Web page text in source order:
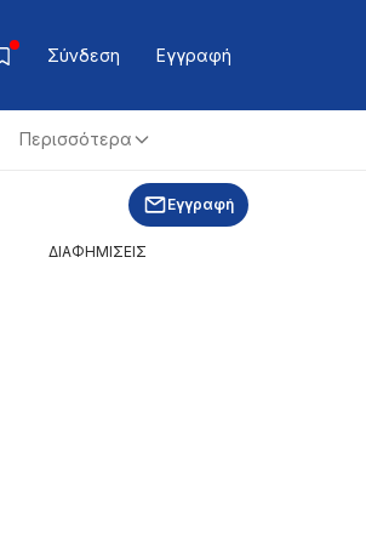
Σύνδεση Εγγραφή
Περισσότερα
Εγγραφή
ΔΙΑΦΗΜΙΣΕΙΣ